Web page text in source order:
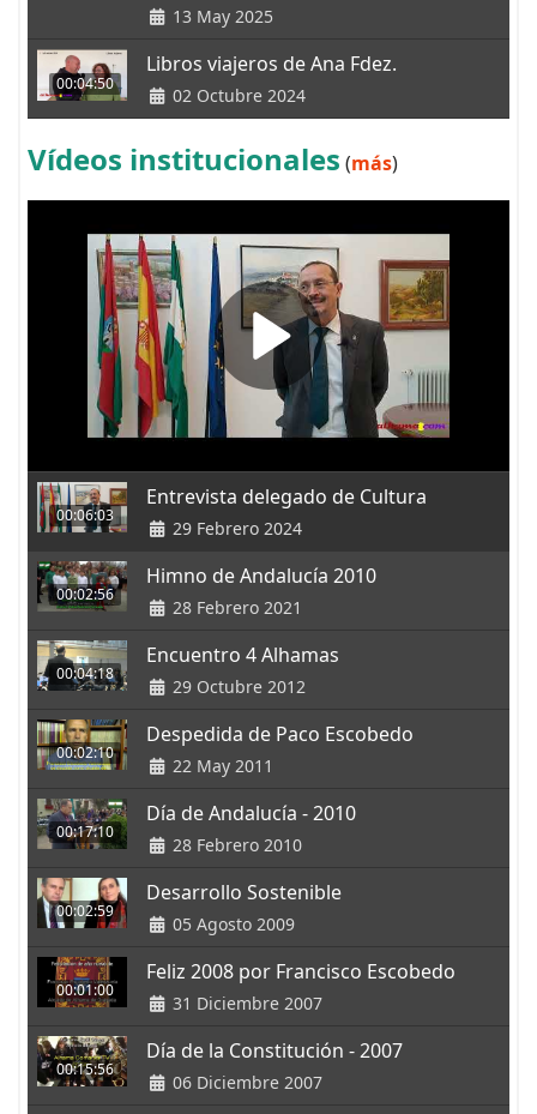
13 May 2025
00:04:50
Libros viajeros de Ana Fdez.
02 Octubre 2024
Vídeos institucionales (más)
00:06:03
Entrevista delegado de Cultura
29 Febrero 2024
00:02:56
Himno de Andalucía 2010
28 Febrero 2021
00:04:18
Encuentro 4 Alhamas
29 Octubre 2012
00:02:10
Despedida de Paco Escobedo
22 May 2011
00:17:10
Día de Andalucía - 2010
28 Febrero 2010
00:02:59
Desarrollo Sostenible
05 Agosto 2009
00:01:00
Feliz 2008 por Francisco Escobedo
31 Diciembre 2007
00:15:56
Día de la Constitución - 2007
06 Diciembre 2007